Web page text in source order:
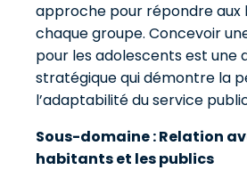
approche pour répondre aux
chaque groupe. Concevoir
pour les adolescents est une
stratégique qui démontre la
l’adaptabilité du service
Sous-domaine : Relation
habitants et les publics